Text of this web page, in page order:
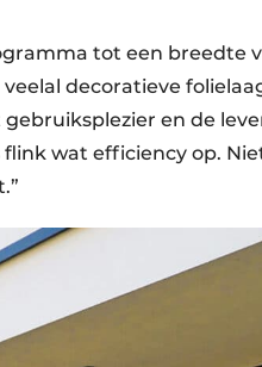
tot een breedte
decoratieve
en de
wat efficiency op.